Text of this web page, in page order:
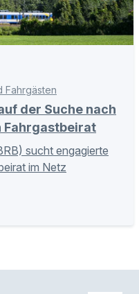
Fahrgästen
der Suche nach
Fahrgastbeirat
sucht engagierte
im Netz